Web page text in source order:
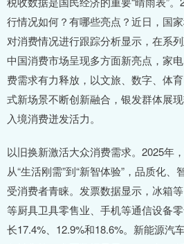
行情况如何？有哪些亮点？近日，国
对消费情况进行跟踪分析显示，在系
中国消费市场呈现多方面新亮点，家
费需求有力释放，以文旅、数字、体
式新场景不断创新融合，银发群体展
入境消费迸发活力。
以旧换新激活大众消费需求。2025年
从“生活刚需”到“新智体验”，品质化
受消费者青睐。发票数据显示，冰箱
等厨具卫具零售业、手机等通信设备
长17.4%、12.9%和18.6%。新能源汽